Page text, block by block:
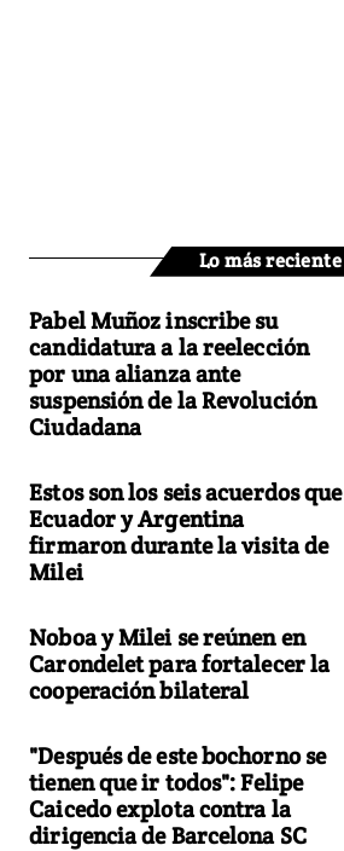
Lo más reciente
Pabel Muñoz inscribe su
candidatura a la reelección
por una alianza ante
suspensión de la Revolución
Ciudadana
Estos son los seis acuerdos que
Ecuador y Argentina
firmaron durante la visita de
Milei
Noboa y Milei se reúnen en
Carondelet para fortalecer la
cooperación bilateral
"Después de este bochorno se
tienen que ir todos": Felipe
Caicedo explota contra la
dirigencia de Barcelona SC